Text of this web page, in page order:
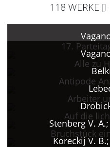
118 WERKE
17.
Alle zu
Antipode
Arbeiter
Auf die
Stenberg V.
Bruchstück
Koreckij V.